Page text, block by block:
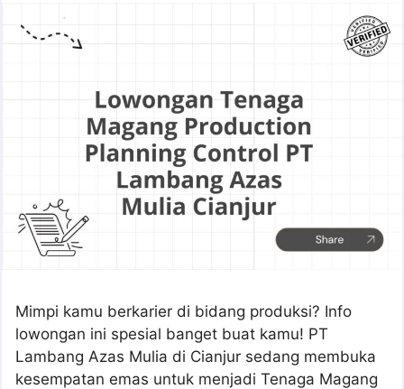
Mimpi kamu berkarier di bidang produksi? Info
lowongan ini spesial banget buat kamu! PT
Lambang Azas Mulia di Cianjur sedang membuka
kesempatan emas untuk menjadi Tenaga Magang